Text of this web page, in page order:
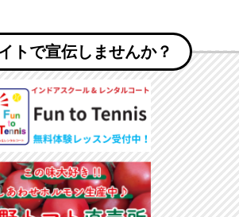
トで宣伝しませんか？